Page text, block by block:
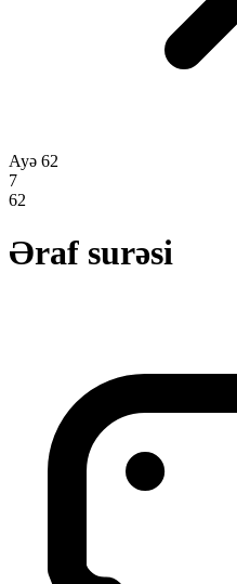
Ayə 62
7
62
Əraf surəsi